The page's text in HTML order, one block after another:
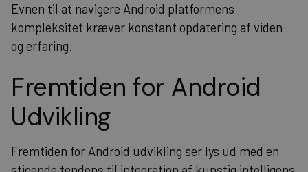
Evnen til at navigere Android platformens
kompleksitet kræver konstant opdatering af viden
og erfaring.
Fremtiden for Android
Udvikling
Fremtiden for Android udvikling ser lys ud med en